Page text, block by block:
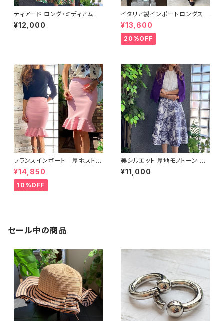
ティアード ロング・ミディアム丈
スカート｜グリーン＆ブラウンフ
ラワー
¥12,000
イタリア製インポートロングスカ
ート｜Made in Italy｜Aライ
ン・ミモレ・ロングスカート｜グリ
ーン系ゼブラ/SALE
¥13,600
20%OFF
フランスインポート｜厚地ストレ
ッチ マーメイドスカート・ タイト
スカート/ピンク(M)(L)
¥14,850
10%OFF
美シルエット 厚地モノトーン Aラ
イン・台形 ミディアム丈スカート
｜ホワイト＆ダークネイビー
¥11,000
セール中の商品